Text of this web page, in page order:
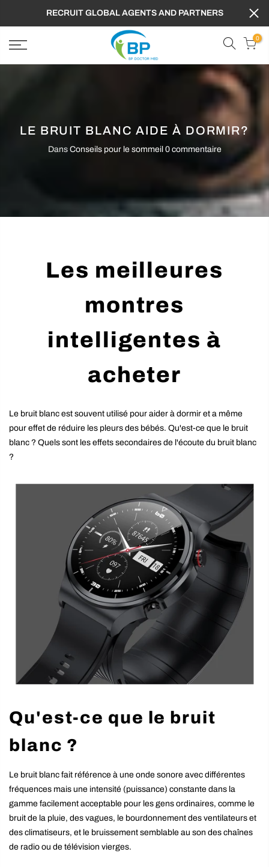
RECRUIT GLOBAL AGENTS AND PARTNERS
0
LE BRUIT BLANC AIDE À DORMIR?
Dans Conseils pour le sommeil 0 commentaire
Les meilleures
montres
intelligentes à
acheter
Le bruit blanc est souvent utilisé pour aider à dormir et a même
pour effet de réduire les pleurs des bébés. Qu'est-ce que le bruit
blanc ? Quels sont les effets secondaires de l'écoute du bruit blanc
?
Qu'est-ce que le bruit
blanc ?
Le bruit blanc fait référence à une onde sonore avec différentes
fréquences mais une intensité (puissance) constante dans la
gamme facilement acceptable pour les gens ordinaires, comme le
bruit de la pluie, des vagues, le bourdonnement des ventilateurs et
des climatiseurs, et le bruissement semblable au son des chaînes
de radio ou de télévision vierges.